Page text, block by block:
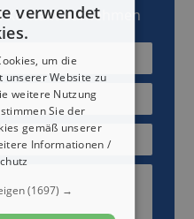
Kontakt aufnehmen
verwendet
um die
unserer Website zu
weitere Nutzung
Sie der
gemäß unserer
Informationen /
(1697) →